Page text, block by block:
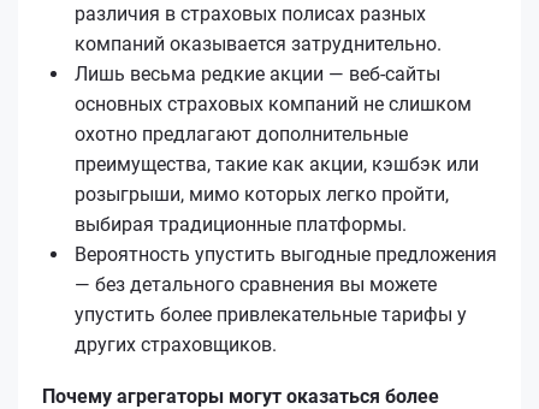
различия в страховых полисах разных
компаний оказывается затруднительно.
Лишь весьма редкие акции — веб-сайты
основных страховых компаний не слишком
охотно предлагают дополнительные
преимущества, такие как акции, кэшбэк или
розыгрыши, мимо которых легко пройти,
выбирая традиционные платформы.
Вероятность упустить выгодные предложения
— без детального сравнения вы можете
упустить более привлекательные тарифы у
других страховщиков.
Почему агрегаторы могут оказаться более